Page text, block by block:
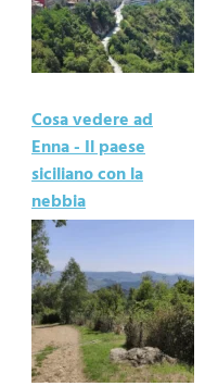
Cosa vedere ad
Enna - Il paese
siciliano con la
nebbia